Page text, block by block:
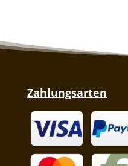
Zahlungsarten